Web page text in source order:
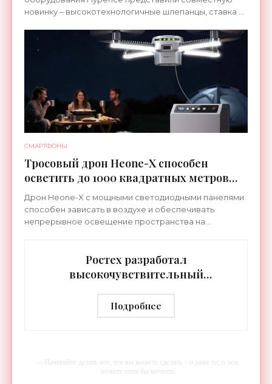
новинку – высокотехнологичные шлепанцы, ставка в
СМАРТФОНЫ
Тросовый дрон Heone-X способен
осветить до 1000 квадратных метров
земли - «Беспилотники»
Дрон Heone-X с мощными светодиодными панелями
способен зависать в воздухе и обеспечивать
непрерывное освещение пространства на
Ростех разработал
высокочувствительный
дальностью распознавания до 2 км
- «Гаджеты»
Подробнее
-- Начинайте делать все, что вы можете сделать – и даже то, о чем
можете хотя бы мечтать.